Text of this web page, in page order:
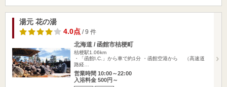
湯元 花の湯
4.0点 / 9 件
北海道 / 函館市桔梗町
桔梗駅1.06km
・「函館I.C.」から車で約1分 ・函館空港から （高速道
路経…
営業時間 10:00～22:00
入浴料金 500円～